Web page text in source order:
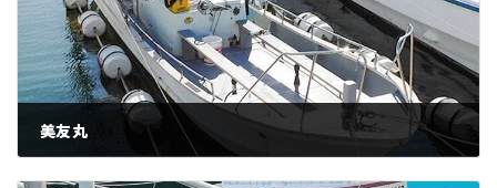
美友丸